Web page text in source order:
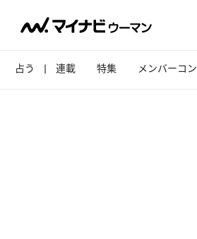
占う 連載 特集 メンバーコ